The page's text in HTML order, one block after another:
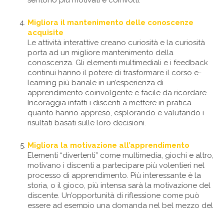
Migliora il mantenimento delle conoscenze
acquisite
Le attività interattive creano curiosità e la curiosità
porta ad un migliore mantenimento della
conoscenza. Gli elementi multimediali e i feedback
continui hanno il potere di trasformare il corso e-
learning più banale in un’esperienza di
apprendimento coinvolgente e facile da ricordare.
Incoraggia infatti i discenti a mettere in pratica
quanto hanno appreso, esplorando e valutando i
risultati basati sulle loro decisioni.
Migliora la motivazione all’apprendimento
Elementi “divertenti” come multimedia, giochi e altro,
motivano i discenti a partecipare più volentieri nel
processo di apprendimento. Più interessante è la
storia, o il gioco, più intensa sarà la motivazione del
discente. Un’opportunità di riflessione come può
essere ad esempio una domanda nel bel mezzo del